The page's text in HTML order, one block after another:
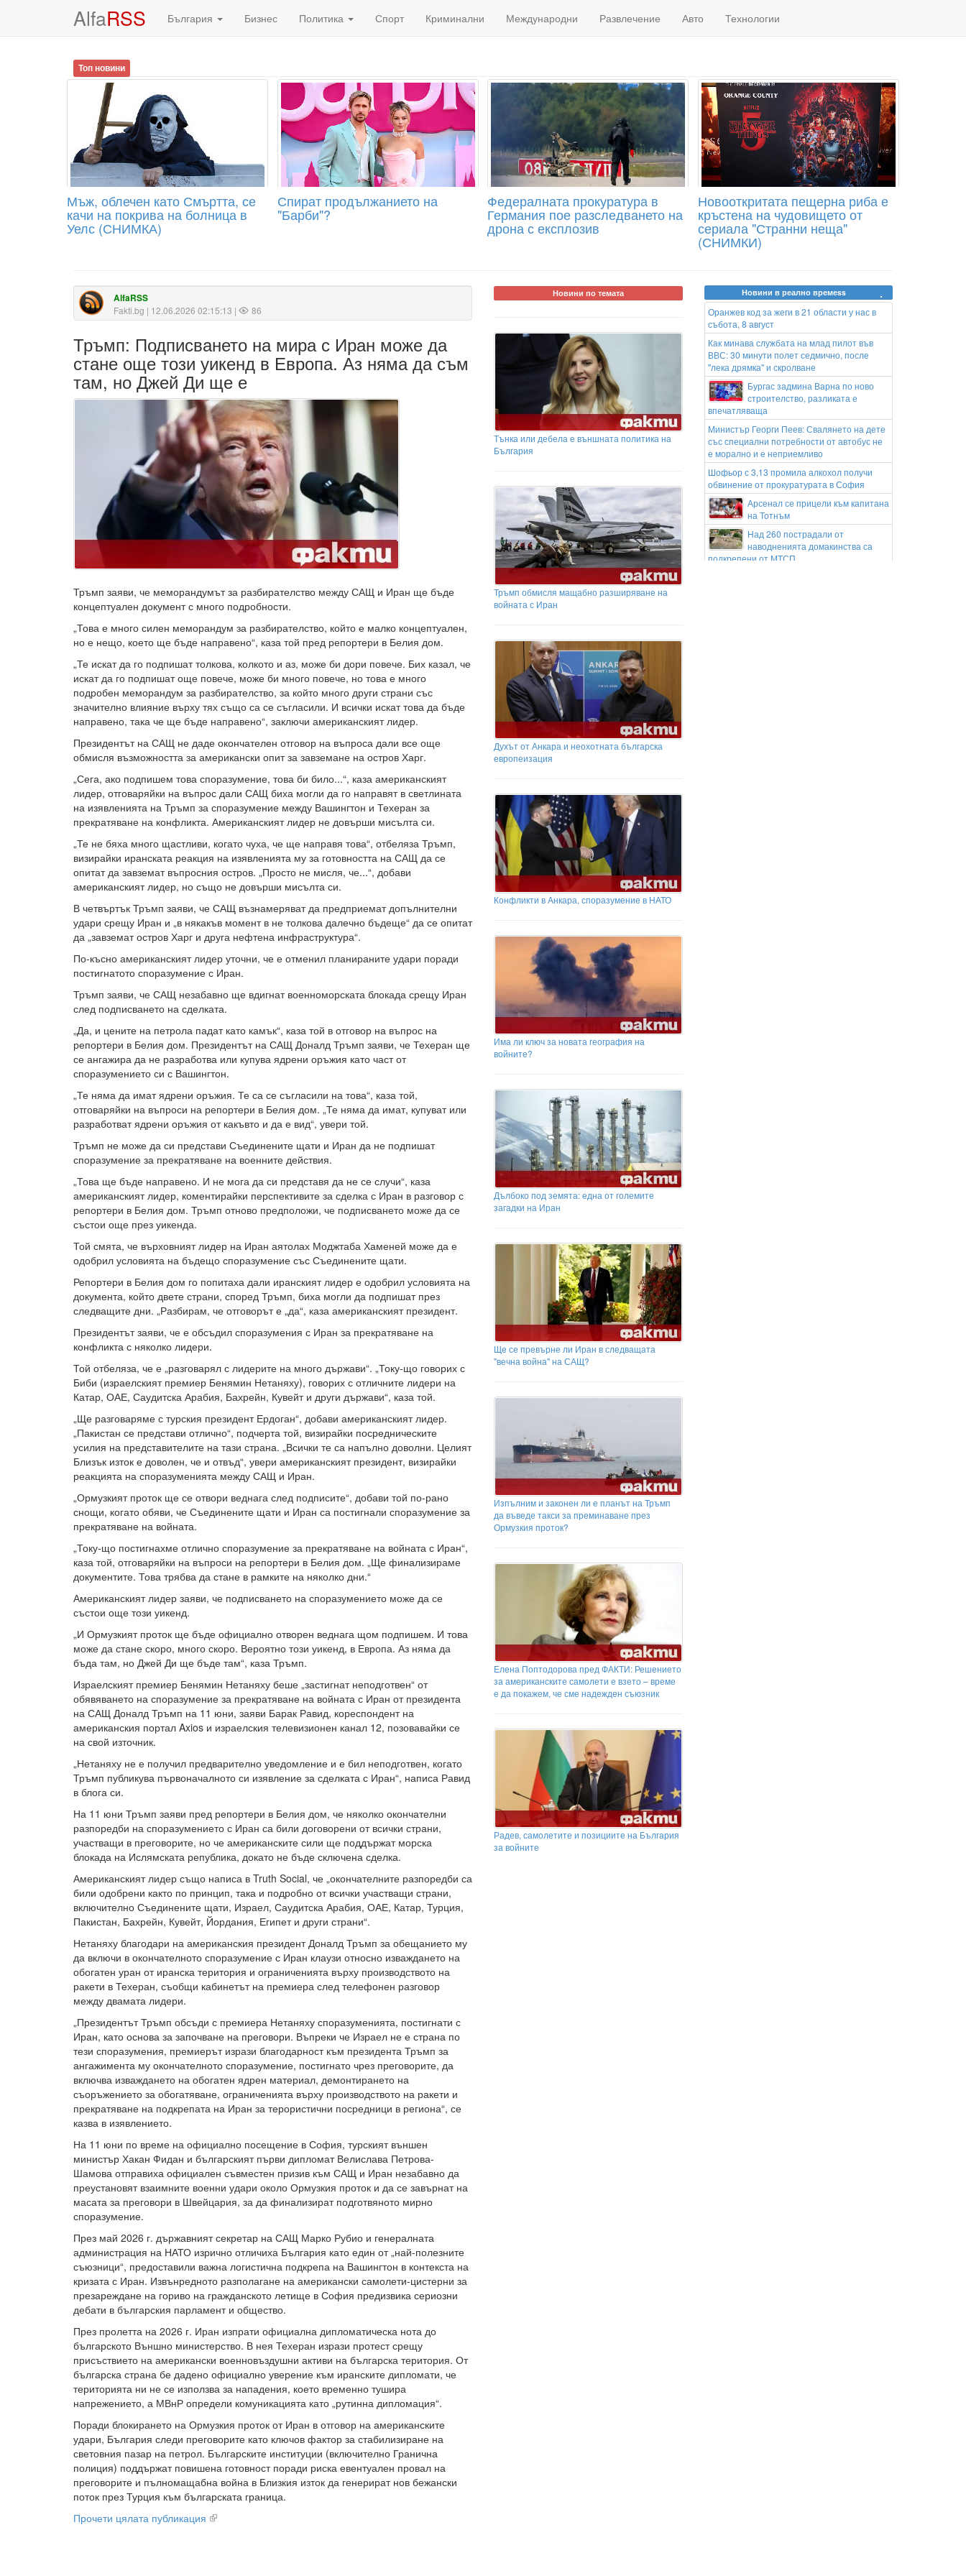
AlfaRSS България Бизнес Политика Спорт Криминални Международни Развлечение Авто Технологии
Топ новини
Мъж, облечен като Смъртта, се
качи на покрива на болница в
Уелс (СНИМКА)
Спират продължанието на
"Барби"?
Федералната прокуратура в
Германия пое разследването на
дрона с експлозив
Новооткритата пещерна риба е
кръстена на чудовището от
сериала "Странни неща"
(СНИМКИ)
AlfaRSS
Fakti.bg | 12.06.2026 02:15:13 | 86
Тръмп: Подписването на мира с Иран може да
стане още този уикенд в Европа. Аз няма да съм
там, но Джей Ди ще е
Тръмп заяви, че меморандумът за разбирателство между САЩ и Иран ще бъде
концептуален документ с много подробности.
„Това е много силен меморандум за разбирателство, който е малко концептуален,
но е нещо, което ще бъде направено“, каза той пред репортери в Белия дом.
„Те искат да го подпишат толкова, колкото и аз, може би дори повече. Бих казал, че
искат да го подпишат още повече, може би много повече, но това е много
подробен меморандум за разбирателство, за който много други страни със
значително влияние върху тях също са се съгласили. И всички искат това да бъде
направено, така че ще бъде направено“, заключи американският лидер.
Президентът на САЩ не даде окончателен отговор на въпроса дали все още
обмисля възможността за американски опит за завземане на остров Харг.
„Сега, ако подпишем това споразумение, това би било...“, каза американският
лидер, отговаряйки на въпрос дали САЩ биха могли да го направят в светлината
на изявленията на Тръмп за споразумение между Вашингтон и Техеран за
прекратяване на конфликта. Американският лидер не довърши мисълта си.
„Те не бяха много щастливи, когато чуха, че ще направя това“, отбеляза Тръмп,
визирайки иранската реакция на изявленията му за готовността на САЩ да се
опитат да завземат въпросния остров. „Просто не мисля, че...“, добави
американският лидер, но също не довърши мисълта си.
В четвъртък Тръмп заяви, че САЩ възнамеряват да предприемат допълнителни
удари срещу Иран и „в някакъв момент в не толкова далечно бъдеще“ да се опитат
да „завземат остров Харг и друга нефтена инфраструктура“.
По-късно американският лидер уточни, че е отменил планираните удари поради
постигнатото споразумение с Иран.
Тръмп заяви, че САЩ незабавно ще вдигнат военноморската блокада срещу Иран
след подписването на сделката.
„Да, и цените на петрола падат като камък“, каза той в отговор на въпрос на
репортери в Белия дом. Президентът на САЩ Доналд Тръмп заяви, че Техеран ще
се ангажира да не разработва или купува ядрени оръжия като част от
споразумението си с Вашингтон.
„Те няма да имат ядрени оръжия. Те са се съгласили на това“, каза той,
отговаряйки на въпроси на репортери в Белия дом. „Те няма да имат, купуват или
разработват ядрени оръжия от какъвто и да е вид“, увери той.
Тръмп не може да си представи Съединените щати и Иран да не подпишат
споразумение за прекратяване на военните действия.
„Това ще бъде направено. И не мога да си представя да не се случи“, каза
американският лидер, коментирайки перспективите за сделка с Иран в разговор с
репортери в Белия дом. Тръмп отново предположи, че подписването може да се
състои още през уикенда.
Той смята, че върховният лидер на Иран аятолах Моджтаба Хаменей може да е
одобрил условията на бъдещо споразумение със Съединените щати.
Репортери в Белия дом го попитаха дали иранският лидер е одобрил условията на
документа, който двете страни, според Тръмп, биха могли да подпишат през
следващите дни. „Разбирам, че отговорът е „да“, каза американският президент.
Президентът заяви, че е обсъдил споразумения с Иран за прекратяване на
конфликта с няколко лидери.
Той отбеляза, че е „разговарял с лидерите на много държави“. „Току-що говорих с
Биби (израелският премиер Бенямин Нетаняху), говорих с отличните лидери на
Катар, ОАЕ, Саудитска Арабия, Бахрейн, Кувейт и други държави“, каза той.
„Ще разговаряме с турския президент Ердоган“, добави американският лидер.
„Пакистан се представи отлично“, подчерта той, визирайки посредническите
усилия на представителите на тази страна. „Всички те са напълно доволни. Целият
Близък изток е доволен, че и отвъд“, увери американският президент, визирайки
реакцията на споразуменията между САЩ и Иран.
„Ормузкият проток ще се отвори веднага след подписите“, добави той по-рано
снощи, когато обяви, че Съединените щати и Иран са постигнали споразумение за
прекратяване на войната.
„Току-що постигнахме отлично споразумение за прекратяване на войната с Иран“,
каза той, отговаряйки на въпроси на репортери в Белия дом. „Ще финализираме
документите. Това трябва да стане в рамките на няколко дни.“
Американският лидер заяви, че подписването на споразумението може да се
състои още този уикенд.
„И Ормузкият проток ще бъде официално отворен веднага щом подпишем. И това
може да стане скоро, много скоро. Вероятно този уикенд, в Европа. Аз няма да
бъда там, но Джей Ди ще бъде там“, каза Тръмп.
Израелският премиер Бенямин Нетаняху беше „застигнат неподготвен“ от
обявяването на споразумение за прекратяване на войната с Иран от президента
на САЩ Доналд Тръмп на 11 юни, заяви Барак Равид, кореспондент на
американския портал Axios и израелския телевизионен канал 12, позовавайки се
на свой източник.
„Нетаняху не е получил предварително уведомление и е бил неподготвен, когато
Тръмп публикува първоначалното си изявление за сделката с Иран“, написа Равид
в блога си.
На 11 юни Тръмп заяви пред репортери в Белия дом, че няколко окончателни
разпоредби на споразумението с Иран са били договорени от всички страни,
участващи в преговорите, но че американските сили ще поддържат морска
блокада на Ислямската република, докато не бъде сключена сделка.
Американският лидер също написа в Truth Social, че „окончателните разпоредби са
били одобрени както по принцип, така и подробно от всички участващи страни,
включително Съединените щати, Израел, Саудитска Арабия, ОАЕ, Катар, Турция,
Пакистан, Бахрейн, Кувейт, Йордания, Египет и други страни“.
Нетаняху благодари на американския президент Доналд Тръмп за обещанието му
да включи в окончателното споразумение с Иран клаузи относно изваждането на
обогатен уран от иранска територия и ограниченията върху производството на
ракети в Техеран, съобщи кабинетът на премиера след телефонен разговор
между двамата лидери.
„Президентът Тръмп обсъди с премиера Нетаняху споразуменията, постигнати с
Иран, като основа за започване на преговори. Въпреки че Израел не е страна по
тези споразумения, премиерът изрази благодарност към президента Тръмп за
ангажимента му окончателното споразумение, постигнато чрез преговорите, да
включва изваждането на обогатен ядрен материал, демонтирането на
съоръжението за обогатяване, ограниченията върху производството на ракети и
прекратяване на подкрепата на Иран за терористични посредници в региона“, се
казва в изявлението.
На 11 юни по време на официално посещение в София, турският външен
министър Хакан Фидан и българският първи дипломат Велислава Петрова-
Шамова отправиха официален съвместен призив към САЩ и Иран незабавно да
преустановят взаимните военни удари около Ормузкия проток и да се завърнат на
масата за преговори в Швейцария, за да финализират подготвяното мирно
споразумение.
През май 2026 г. държавният секретар на САЩ Марко Рубио и генералната
администрация на НАТО изрично отличиха България като един от „най-полезните
съюзници“, предоставили важна логистична подкрепа на Вашингтон в контекста на
кризата с Иран. Извънредното разполагане на американски самолети-цистерни за
презареждане на гориво на гражданското летище в София предизвика сериозни
дебати в българския парламент и общество.
През пролетта на 2026 г. Иран изпрати официална дипломатическа нота до
българското Външно министерство. В нея Техеран изрази протест срещу
присъствието на американски военновъздушни активи на българска територия. От
българска страна бе дадено официално уверение към иранските дипломати, че
територията ни не се използва за нападения, което временно тушира
напрежението, а МВнР определи комуникацията като „рутинна дипломация“.
Поради блокирането на Ормузкия проток от Иран в отговор на американските
удари, България следи преговорите като ключов фактор за стабилизиране на
световния пазар на петрол. Българските институции (включително Гранична
полиция) поддържат повишена готовност поради риска евентуален провал на
преговорите и пълномащабна война в Близкия изток да генерират нов бежански
поток през Турция към българската граница.
Прочети цялата публикация
Новини по темата
Тънка или дебела е външната политика на
България
Тръмп обмисля мащабно разширяване на
войната с Иран
Духът от Анкара и неохотната българска
европеизация
Конфликти в Анкара, споразумение в НАТО
Има ли ключ за новата география на
войните?
Дълбоко под земята: една от големите
загадки на Иран
Ще се превърне ли Иран в следващата
"вечна война" на САЩ?
Изпълним и законен ли е планът на Тръмп
да въведе такси за преминаване през
Ормузкия проток?
Елена Поптодорова пред ФАКТИ: Решението
за американските самолети е взето – време
е да покажем, че сме надежден съюзник
Радев, самолетите и позициите на България
за войните
Новини в реално времеss
Оранжев код за жеги в 21 области у нас в
събота, 8 август
Как минава службата на млад пилот във
ВВС: 30 минути полет седмично, после
''лека дрямка'' и скролване
Бургас задмина Варна по ново
строителство, разликата е
впечатляваща
Министър Георги Пеев: Свалянето на дете
със специални потребности от автобус не
е морално и е неприемливо
Шофьор с 3,13 промила алкохол получи
обвинение от прокуратурата в София
Арсенал се прицели към капитана
на Тотнъм
Над 260 пострадали от
наводненията домакинства са
подкрепени от МТСП